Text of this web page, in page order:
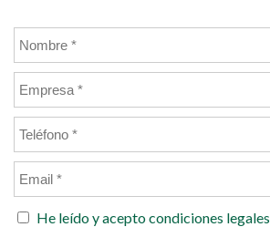
He leído y aceptocondiciones legales